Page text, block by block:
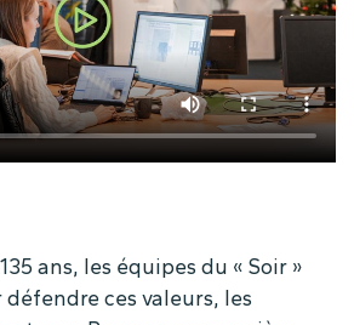
ans, les équipes du « Soir »
ces valeurs, les